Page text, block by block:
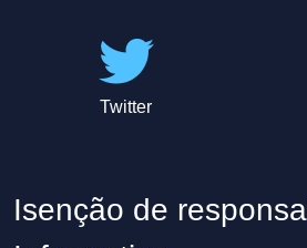
Twitter
Isenção de